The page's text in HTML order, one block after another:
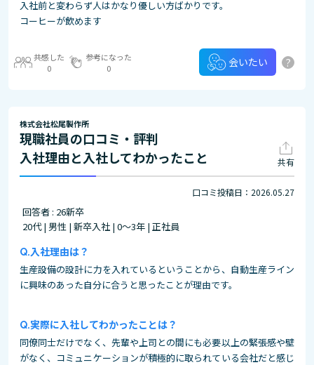
入社前と変わらず人はかなり優しい方ばかりです。
コーヒーが飲めます
共感した
0
参考になった
0
会いたい ?
株式会社松尾製作所
現職社員の口コミ・評判
入社理由と入社してわかったこと
共有
口コミ投稿日：2026.05.27
回答者 : 26新卒
20代 | 男性 | 新卒入社 | 0～3年 | 正社員
入社理由は？
生産設備の設計に力を入れているということから、自動生産ライン
に興味のあった自分に合うと思ったことが理由です。
実際に入社してわかったことは？
同僚同士だけでなく、先輩や上司との間にも必要以上の緊張感や壁
がなく、コミュニケーションが積極的に取られている会社だと感じ